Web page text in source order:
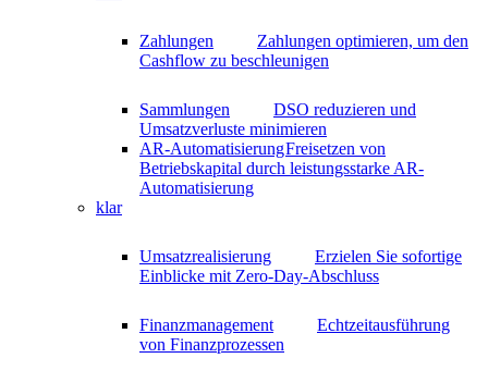
Zahlungen
Zahlungen optimieren, um den
Cashflow zu beschleunigen
Sammlungen
DSO reduzieren und
Umsatzverluste minimieren
AR-AutomatisierungFreisetzen von
Betriebskapital durch leistungsstarke AR-
Automatisierung
klar
Umsatzrealisierung
Erzielen Sie sofortige
Einblicke mit Zero-Day-Abschluss
Finanzmanagement
Echtzeitausführung
von Finanzprozessen